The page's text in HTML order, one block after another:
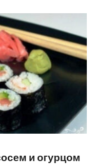
и огурцом